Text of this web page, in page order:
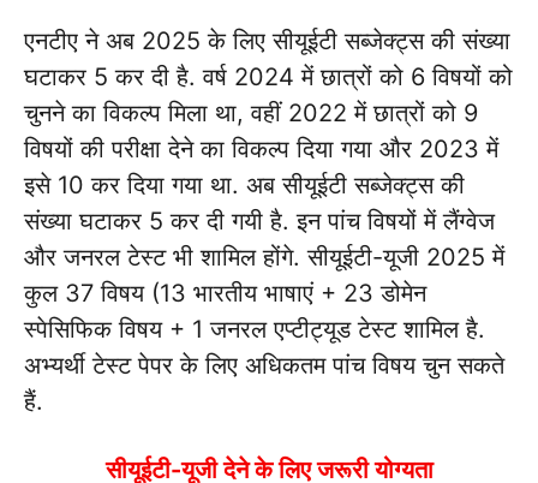
एनटीए ने अब 2025 के लिए सीयूईटी सब्जेक्ट्स की संख्या
घटाकर 5 कर दी है. वर्ष 2024 में छात्रों को 6 विषयों को
चुनने का विकल्प मिला था, वहीं 2022 में छात्रों को 9
विषयों की परीक्षा देने का विकल्प दिया गया और 2023 में
इसे 10 कर दिया गया था. अब सीयूईटी सब्जेक्ट्स की
संख्या घटाकर 5 कर दी गयी है. इन पांच विषयों में लैंग्वेज
और जनरल टेस्ट भी शामिल होंगे. सीयूईटी-यूजी 2025 में
कुल 37 विषय (13 भारतीय भाषाएं + 23 डोमेन
स्पेसिफिक विषय + 1 जनरल एप्टीट्यूड टेस्ट शामिल है.
अभ्यर्थी टेस्ट पेपर के लिए अधिकतम पांच विषय चुन सकते
हैं.
सीयूईटी-यूजी देने के लिए जरूरी योग्यता